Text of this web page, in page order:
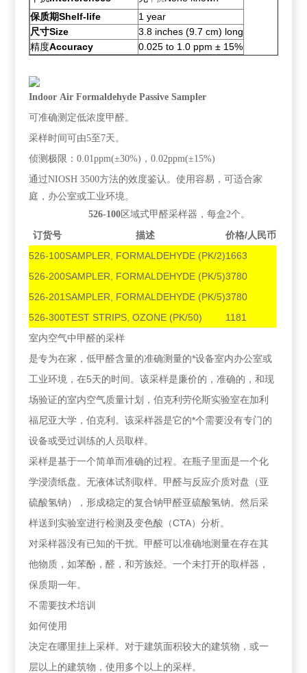
保质期Shelf-life
1 year
尺寸Size
3.8 inches (9.7 cm) long
精度Accuracy 0.025 to 1.0 ppm ± 15%
Indoor Air Formaldehyde Passive Sampler
可准确测定低浓度甲醛。
采样时间可由5至7天。
侦测极限：0.01ppm(±30%)，0.02ppm(±15%)
通过NIOSH 3500方法的效度鉴认。使用容易，可适合家
庭，办公室或工业环境。
526-100区域式甲醛采样器，每盒2个。
订货号 描述
价格/人民币
526-100SAMPLER, FORMALDEHYDE (PK/2)1663
526-200SAMPLER, FORMALDEHYDE (PK/5)3780
526-201 SAMPLER, FORMALDEHYDE (PK/5)3780
526-300TEST STRIPS, OZONE (PK/50)
1181
室内空气中甲醛的采样
是专为在家，低甲醛含量的准确测量的*设备室内办公室或
工业环境，在5天的时间。该采样是廉价的，准确的，和现
场验证的室内空气质量计划，伯克利劳伦斯实验室在加利
福尼亚大学，伯克利。该采样器是它的*个需要没有专门的
设备或受过训练的人员取样。
采样是基于一个简单而准确的过程。在瓶子里面是一个化
学浸渍纸盘。无液体试剂取样。甲醛与反应介质对盘（亚
硫酸氢钠），形成稳定的复合钠甲醛亚硫酸氢钠。然后采
样送到实验室进行检测及变色酸（CTA）分析。
对采样器没有已知的干扰。甲醛可以准确地测量在存在其
他物质，如苯酚，醛，和芳族烃。一个未打开的取样器，
保质期一年。
不需要技术培训
如何使用
决定在哪里挂上采样。对于建筑面积较大的建筑物，或一
层以上的建筑物，使用多个以上的采样。